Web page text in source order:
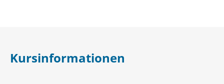
Kursinformationen